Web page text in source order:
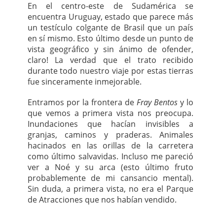
En el centro-este de Sudamérica se
encuentra Uruguay, estado que parece más
un testículo colgante de Brasil que un país
en sí mismo. Esto último desde un punto de
vista geográfico y sin ánimo de ofender,
claro! La verdad que el trato recibido
durante todo nuestro viaje por estas tierras
fue sinceramente inmejorable.
Entramos por la frontera deFray Bentos y lo
que vemos a primera vista nos preocupa.
Inundaciones que hacían invisibles a
granjas, caminos y praderas. Animales
hacinados en las orillas de la carretera
como último salvavidas. Incluso me pareció
ver a Noé y su arca (esto último fruto
probablemente de mi cansancio mental).
Sin duda, a primera vista, no era el Parque
de Atracciones que nos habían vendido.